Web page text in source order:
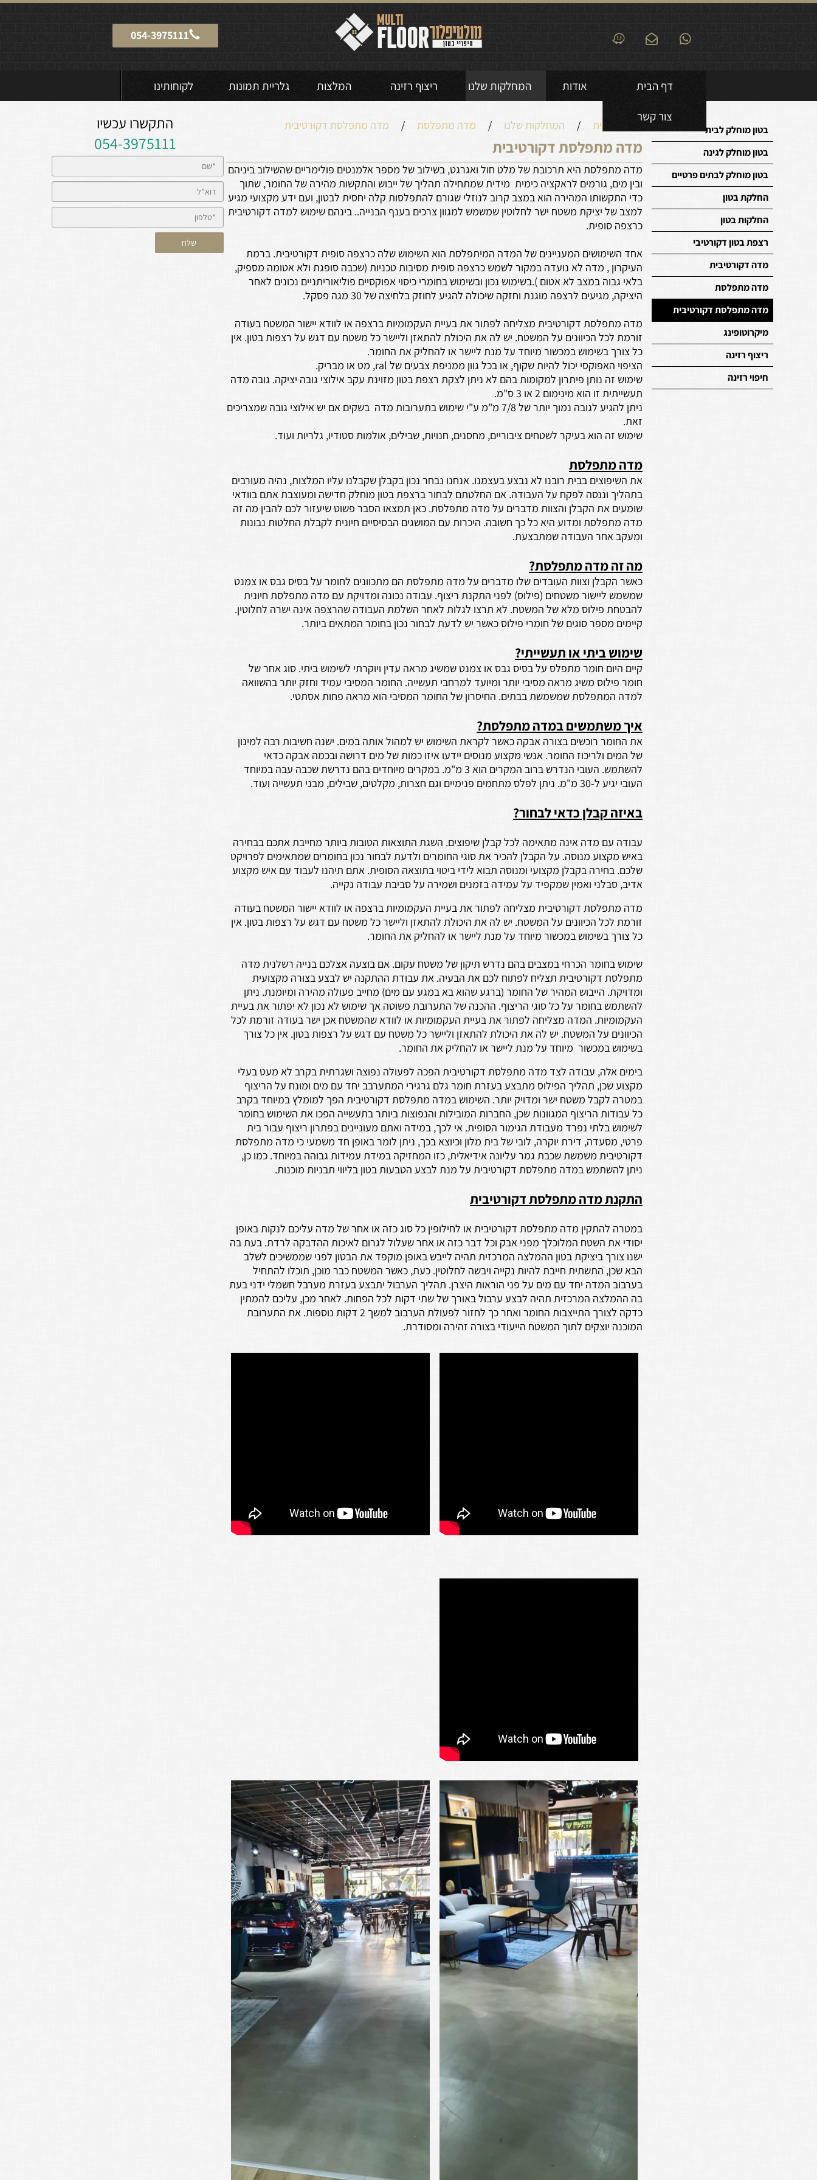
054-3975111
דף הבית אודות המחלקות שלנו ריצוף רזינה המלצות גלריית תמונות לקוחותינו
צור קשר
בטון מוחלק לבית
בטון מוחלק לגינה
בטון מוחלק לבתים פרטיים
החלקת בטון
החלקות בטון
רצפת בטון דקורטיבי
מדה דקורטיבית
מדה מתפלסת
מדה מתפלסת דקורטיבית
מיקרוטופינג
ריצוף רזינה
חיפוי רזינה
דף הבית / המחלקות שלנו / מדה מתפלסת / מדה מתפלסת דקורטיבית
מדה מתפלסת דקורטיבית
מדה מתפלסת היא תרכובת של מלט חול ואגרגט, בשילוב של מספר אלמנטים פולימריים שהשילוב ביניהם
ובין מים, גורמים לראקציה כימית מידית שמתחילה תהליך של ייבוש והתקשות מהירה של החומר, שתוך
כדי התקשותו המהירה הוא במצב קרוב לנוזלי שגורם להתפלסות קלה יחסית לבטון, ועם ידע מקצועי מגיע
למצב של יציקת משטח ישר לחלוטין שמשמש למגוון צרכים בענף הבנייה.. בינהם שימוש למדה דקורטיבית
כרצפה סופית.
אחד השימושים המעניינים של המדה המיתפלסת הוא השימוש שלה כרצפה סופית דקורטיבית. ברמת
העיקרון , מדה לא נועדה במקור לשמש כרצפה סופית מסיבות טכניות (שכבה סופגת ולא אטומה מספיק,
בלאי גבוה במצב לא אטום ).בשימוש נכון ובשימוש בחומרי כיסוי אפוקסיים פוליאוריתניים נכונים לאחר
היציקה, מגיעים לרצפה מוגנת וחזקה שיכולה להגיע לחוזק בלחיצה של 30 מגה פסקל.
מדה מתפלסת דקורטיבית מצליחה לפתור את בעיית העקמומיות ברצפה או לוודא יישור המשטח בעודה
זורמת לכל הכיוונים על המשטח. יש לה את היכולת להתאזן וליישר כל משטח עם דגש על רצפות בטון. אין
כל צורך בשימוש במכשור מיוחד על מנת ליישר או להחליק את החומר.
הציפוי האפוקסי יכול להיות שקוף, או בכל גוון ממניפת צבעים של ral, מט או מבריק.
שימוש זה נותן פיתרון למקומות בהם לא ניתן לצקת רצפת בטון מזוינת עקב אילוצי גובה יציקה. גובה מדה
תעשייתית זו הוא מינימום 2 או 3 ס"מ.
ניתן להגיע לגובה נמוך יותר של 7/8 מ"מ ע"י שימוש בתערובות מדה בשקים אם יש אילוצי גובה שמצריכים
זאת.
שימוש זה הוא בעיקר לשטחים ציבוריים, מחסנים, חנויות, שבילים, אולמות סטודיו, גלריות ועוד.
מדה מתפלסת
את השיפוצים בבית רובנו לא נבצע בעצמנו. אנחנו נבחר נכון בקבלן שקבלנו עליו המלצות, נהיה מעורבים
בתהליך וננסה לפקח על העבודה. אם החלטתם לבחור ברצפת בטון מוחלק חדישה ומעוצבת אתם בוודאי
שומעים את הקבלן והצוות מדברים על מדה מתפלסת. כאן תמצאו הסבר פשוט שיעזור לכם להבין מה זה
מדה מתפלסת ומדוע היא כל כך חשובה. היכרות עם המושגים הבסיסיים חיונית לקבלת החלטות נבונות
ומעקב אחר העבודה שמתבצעת.
מה זה מדה מתפלסת?
כאשר הקבלן וצוות העובדים שלו מדברים על מדה מתפלסת הם מתכוונים לחומר על בסיס גבס או צמנט
שמשמש ליישור משטחים (פילוס) לפני התקנת ריצוף. עבודה נכונה ומדויקת עם מדה מתפלסת חיונית
להבטחת פילוס מלא של המשטח. לא תרצו לגלות לאחר השלמת העבודה שהרצפה אינה ישרה לחלוטין.
קיימים מספר סוגים של חומרי פילוס כאשר יש לדעת לבחור נכון בחומר המתאים ביותר.
שימוש ביתי או תעשייתי?
קיים היום חומר מתפלס על בסיס גבס או צמנט שמשיג מראה עדין ויוקרתי לשימוש ביתי. סוג אחר של
חומר פילוס משיג מראה מסיבי יותר ומיועד למרחבי תעשייה. החומר המסיבי עמיד וחזק יותר בהשוואה
למדה המתפלסת שמשמשת בבתים. החיסרון של החומר המסיבי הוא מראה פחות אסתטי.
איך משתמשים במדה מתפלסת?
את החומר רוכשים בצורה אבקה כאשר לקראת השימוש יש למהול אותה במים. ישנה חשיבות רבה למינון
של המים ולריכוז החומר. אנשי מקצוע מנוסים יידעו איזו כמות של מים דרושה ובכמה אבקה כדאי
להשתמש. העובי הנדרש ברוב המקרים הוא 3 מ"מ. במקרים מיוחדים בהם נדרשת שכבה עבה במיוחד
העובי יגיע ל-30 מ"מ. ניתן לפלס מתחמים פנימיים וגם חצרות, מקלטים, שבילים, מבני תעשייה ועוד.
באיזה קבלן כדאי לבחור?
עבודה עם מדה אינה מתאימה לכל קבלן שיפוצים. השגת התוצאות הטובות ביותר מחייבת אתכם בבחירה
באיש מקצוע מנוסה. על הקבלן להכיר את סוגי החומרים ולדעת לבחור נכון בחומרים שמתאימים לפרויקט
שלכם. בחירה בקבלן מקצועי ומנוסה תבוא לידי ביטוי בתוצאה הסופית. אתם תיהנו לעבוד עם איש מקצוע
אדיב, סבלני ואמין שמקפיד על עמידה בזמנים ושמירה על סביבת עבודה נקייה.
מדה מתפלסת דקורטיבית מצליחה לפתור את בעיית העקמומיות ברצפה או לוודא יישור המשטח בעודה
זורמת לכל הכיוונים על המשטח. יש לה את היכולת להתאזן וליישר כל משטח עם דגש על רצפות בטון. אין
כל צורך בשימוש במכשור מיוחד על מנת ליישר או להחליק את החומר.
שימוש בחומר הכרחי במצבים בהם נדרש תיקון של משטח עקום. אם בוצעה אצלכם בנייה רשלנית מדה
מתפלסת דקורטיבית תצליח לפתוח לכם את הבעיה. את עבודת ההתקנה יש לבצע בצורה מקצועית
ומדויקת. הייבוש המהיר של החומר (ברגע שהוא בא במגע עם מים) מחייב פעולה מהירה ומיומנת. ניתן
להשתמש בחומר על כל סוגי הריצוף. ההכנה של התערובת פשוטה אך שימוש לא נכון לא יפתור את בעיית
העקמומיות. המדה מצליחה לפתור את בעיית העקמומיות או לוודא שהמשטח אכן ישר בעודה זורמת לכל
הכיוונים על המשטח. יש לה את היכולת להתאזן וליישר כל משטח עם דגש על רצפות בטון. אין כל צורך
בשימוש במכשור מיוחד על מנת ליישר או להחליק את החומר.
בימים אלה, עבודה לצד מדה מתפלסת דקורטיבית הפכה לפעולה נפוצה ושגרתית בקרב לא מעט בעלי
מקצוע שכן, תהליך הפילוס מתבצע בעזרת חומר גלם גרגירי המתערבב יחד עם מים ומונח על הריצוף
במטרה לקבל משטח ישר ומדויק יותר. השימוש במדה מתפלסת דקורטיבית הפך למומלץ במיוחד בקרב
כל עבודות הריצוף המגוונות שכן, החברות המובילות והנפוצות ביותר בתעשייה הפכו את השימוש בחומר
לשימוש בלתי נפרד מעבודת הגימור הסופית. אי לכך, במידה ואתם מעוניינים בפתרון ריצוף עבור בית
פרטי, מסעדה, דירת יוקרה, לובי של בית מלון וכיוצא בכך, ניתן לומר באופן חד משמעי כי מדה מתפלסת
דקורטיבית משמשת שכבת גמר עליונה אידיאלית, כזו המחזיקה במידת עמידות גבוהה במיוחד. כמו כן,
ניתן להשתמש במדה מתפלסת דקורטיבית על מנת לבצע הטבעות בטון בליווי תבניות מוכנות.
התקנת מדה מתפלסת דקורטיבית
במטרה להתקין מדה מתפלסת דקורטיבית או לחילופין כל סוג כזה או אחר של מדה עליכם לנקות באופן
יסודי את השטח המלוכלך מפני אבק וכל דבר כזה או אחר שעלול לגרום לאיכות ההדבקה לרדת. בעת בה
ישנו צורך ביציקת בטון ההמלצה המרכזית תהיה לייבש באופן מוקפד את הבטון לפני שממשיכים לשלב
הבא שכן, התשתית חייבת להיות נקייה ויבשה לחלוטין. כעת, כאשר המשטח כבר מוכן, תוכלו להתחיל
בערבוב המדה יחד עם מים על פני הוראות היצרן. תהליך הערבול יתבצע בעזרת מערבל חשמלי ידני בעת
בה ההמלצה המרכזית תהיה לבצע ערבול באורך של שתי דקות לכל הפחות. לאחר מכן, עליכם להמתין
כדקה לצורך התייצבות החומר ואחר כך לחזור לפעולת הערבוב למשך 2 דקות נוספות. את התערובת
המוכנה יוצקים לתוך המשטח הייעודי בצורה זהירה ומסודרת.
התקשרו עכשיו
054-3975111